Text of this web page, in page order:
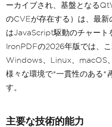
ーカイブされ、基盤となる
のCVEが存在する）は、最
はJavaScript駆動のチャート
IronPDFの2026年版では、
Windows、Linux、macOS
様々な環境で*一貫性のある*
す。
主要な技術的能力